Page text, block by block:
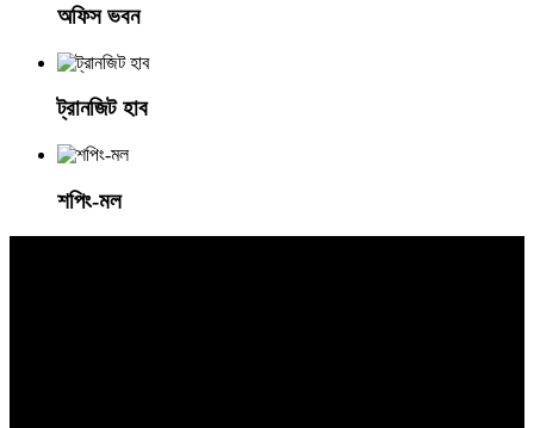
অফিস ভবন
ট্রানজিট হাব
শপিং-মল